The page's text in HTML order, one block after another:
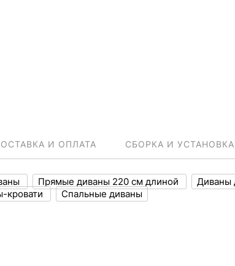
И ОПЛАТА СБОРКА И УСТАНОВКА
Прямые диваны 220 см длиной Диваны
кровати Спальные диваны